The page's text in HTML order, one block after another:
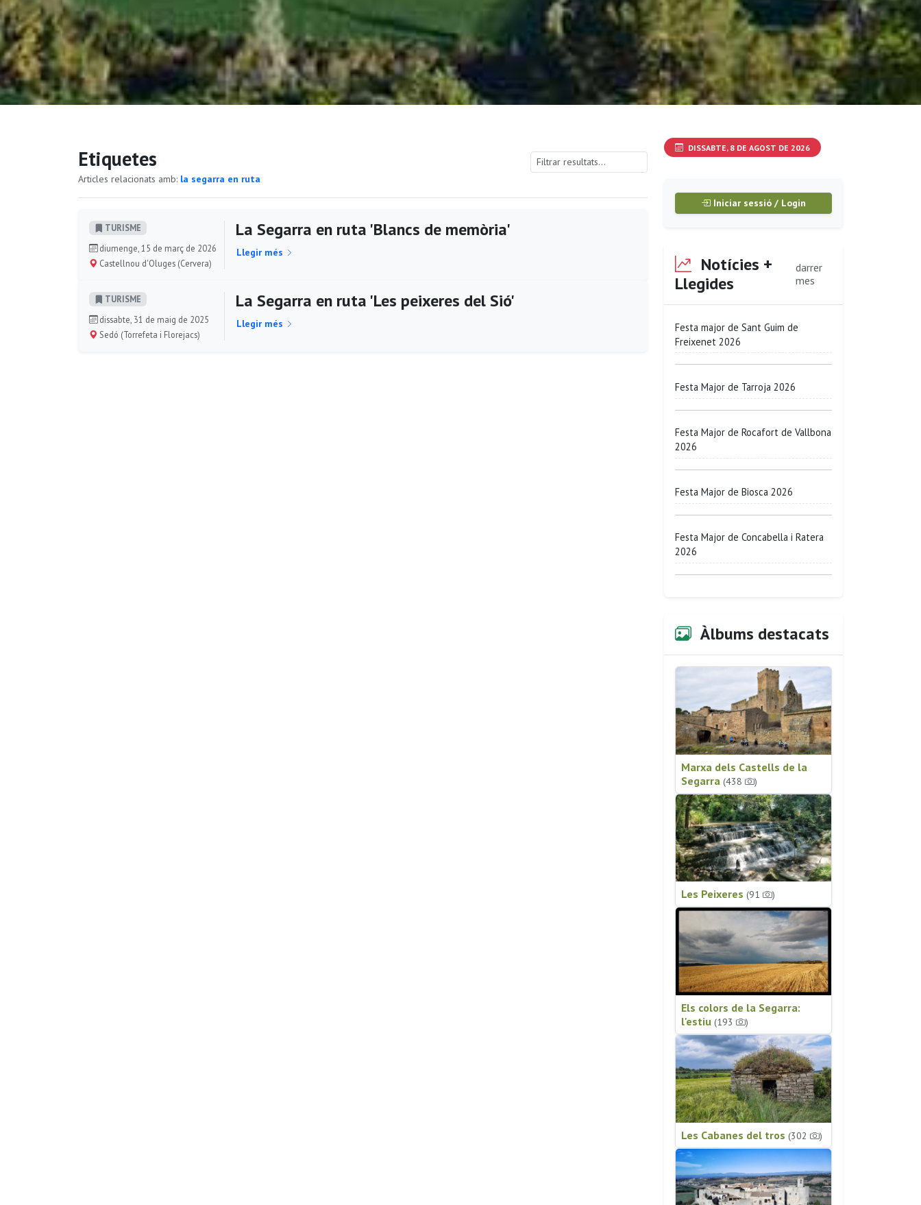
Etiquetes
Articles relacionats amb: la segarra en ruta
TURISME
diumenge, 15 de març de 2026
Castellnou d'Oluges (Cervera)
La Segarra en ruta 'Blancs de memòria'
Llegir més
TURISME
dissabte, 31 de maig de 2025
Sedó (Torrefeta i Florejacs)
La Segarra en ruta 'Les peixeres del Sió'
Llegir més
DISSABTE, 8 DE AGOST DE 2026
Iniciar sessió / Login
Notícies +
Llegides
darrer
mes
Festa major de Sant Guim de
Freixenet 2026
Festa Major de Tarroja 2026
Festa Major de Rocafort de Vallbona
2026
Festa Major de Biosca 2026
Festa Major de Concabella i Ratera
2026
Àlbums destacats
Marxa dels Castells de la
Segarra (438 )
Les Peixeres (91 )
Els colors de la Segarra:
l'estiu (193 )
Les Cabanes del tros (302 )